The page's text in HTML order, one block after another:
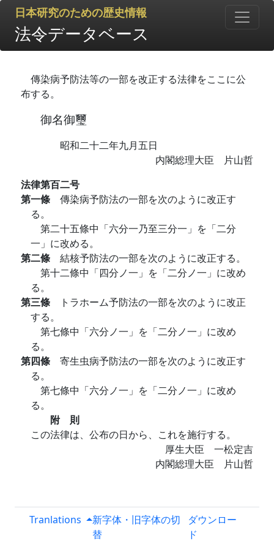
日本研究のための歴史情報
法令データベース
傳染病予防法等の一部を改正する法律をここに公
布する。
御名御璽
昭和二十二年九月五日
内閣総理大臣 片山哲
法律第百二号
第一條 傳染病予防法の一部を次のように改正す
る。
第二十五條中「六分一乃至三分一」を「二分
一」に改める。
第二條 結核予防法の一部を次のように改正する。
第十二條中「四分ノ一」を「二分ノ一」に改め
る。
第三條
トラホーム予防法の一部を次のように改正
する。
第七條中「六分ノ一」を「二分ノ一」に改め
る。
第四條 寄生虫病予防法の一部を次のように改正す
る。
第七條中「六分ノ一」を「二分ノ一」に改め
る。
附 則
この法律は、公布の日から、これを施行する。
厚生大臣 一松定吉
内閣総理大臣 片山哲
Tranlations
新字体・旧字体の切
替
ダウンロー
ド